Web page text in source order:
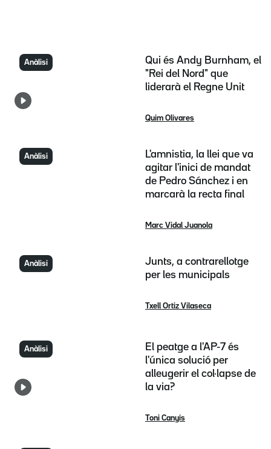
Anàlisi
Qui és Andy Burnham, el
"Rei del Nord" que
liderarà el Regne Unit
Quim Olivares
Anàlisi
L'amnistia, la llei que va
agitar l'inici de mandat
de Pedro Sánchez i en
marcarà la recta final
Marc Vidal Juanola
Anàlisi
Junts, a contrarellotge
per les municipals
Txell Ortiz Vilaseca
Anàlisi
El peatge a l'AP-7 és
l'única solució per
alleugerir el col·lapse de
la via?
Toni Canyís